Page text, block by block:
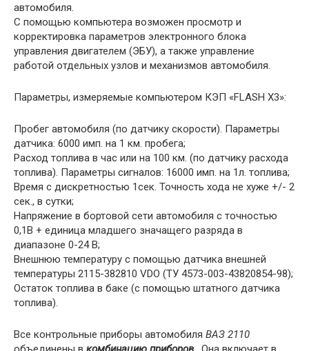
автомобиля.
С помощью компьютера возможен просмотр и
корректировка параметров электронного блока
управления двигателем (ЭБУ), а также управление
работой отдельных узлов и механизмов автомобиля.
Параметры, измеряемые компьютером КЭП «FLASH X3»:
Пробег автомобиля (по датчику скорости). Параметры
датчика: 6000 имп. на 1 км. пробега;
Расход топлива в час или на 100 км. (по датчику расхода
топлива). Параметры сигналов: 16000 имп. на 1л. топлива;
Время с дискретностью 1сек. Точность хода не хуже +/- 2
сек., в сутки;
Напряжение в бортовой сети автомобиля с точностью
0,1В + единица младшего значащего разряда в
диапазоне 0-24 В;
Внешнюю температуру с помощью датчика внешней
температуры 2115-382810 VDO (ТУ 4573-003-43820854-98);
Остаток топлива в баке (с помощью штатного датчика
топлива).
Все контрольные приборы автомобиля ВАЗ 2110